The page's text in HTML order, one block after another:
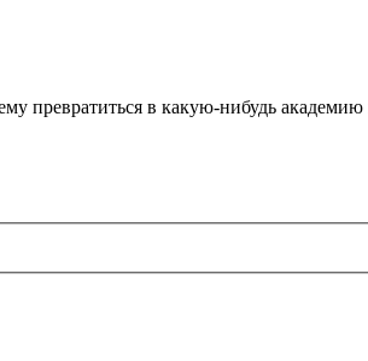
превратиться в какую-нибудь